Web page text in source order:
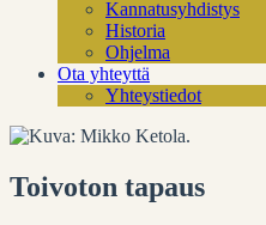
Kannatusyhdistys
Historia
Ohjelma
Ota yhteyttä
Yhteystiedot
Toivoton tapaus